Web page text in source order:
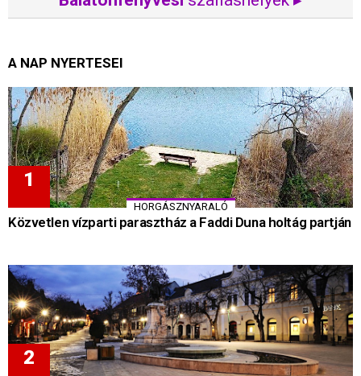
A NAP NYERTESEI
HORGÁSZNYARALÓ
Közvetlen vízparti parasztház a Faddi Duna holtág partján